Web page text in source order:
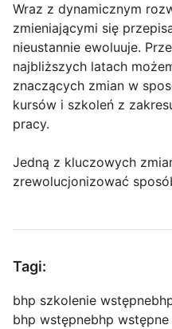
Wraz z dynamicznym
zmieniającymi się
nieustannie ewoluuje.
najbliższych latach
znaczących zmian w
kursów i szkoleń z
pracy.
Jedną z kluczowych
zrewolucjonizować
Tagi:
bhp szkolenie wstępne
bhp wstępnebhp wstępne